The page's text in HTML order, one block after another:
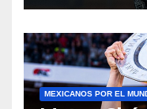
MEXICANOS POR EL